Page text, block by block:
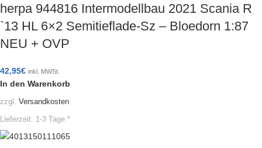
herpa 944816 Intermodellbau 2021 Scania R
`13 HL 6×2 Semitieflade-Sz – Bloedorn 1:87
NEU + OVP
42,95€ inkl. MWSt.
In den Warenkorb
zzgl. Versandkosten
Lieferzeit: 1-3 Tage *